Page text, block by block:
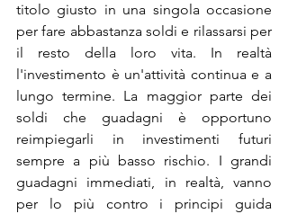
titolo giusto in una singola occasione
per fare abbastanza soldi e rilassarsi per
il resto della loro vita. In realtà
l'investimento è un'attività continua e a
lungo termine. La maggior parte dei
soldi che guadagni è opportuno
reimpiegarli in investimenti futuri
sempre a più basso rischio. I grandi
guadagni immediati, in realtà, vanno
per lo più contro i principi guida